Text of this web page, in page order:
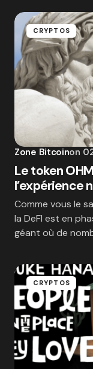
CRYPTOS
Zone Bitcoinon
Le token
l’expérience
Comme vous le
la DeFI est en
géant où de
CRYPTOS